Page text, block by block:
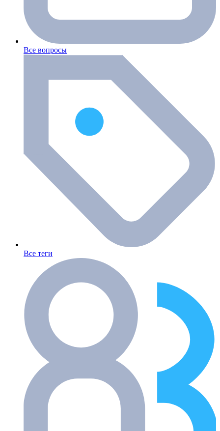
Все вопросы
Все теги